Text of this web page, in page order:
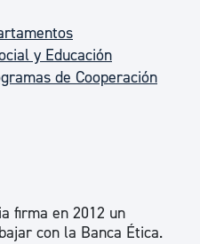
y Educación
de Cooperación
firma en 2012 un
con la Banca Ética.